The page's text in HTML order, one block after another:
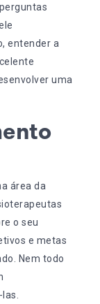
entender a
uma
área da
o seu
e metas
Nem todo